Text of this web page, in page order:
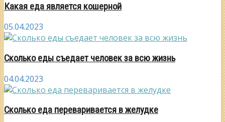
Какая еда является кошерной
05.04.2023
Сколько еды съедает человек за всю жизнь
04.04.2023
Сколько еда переваривается в желудке